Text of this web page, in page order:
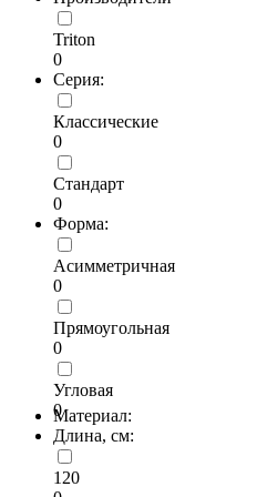
Triton
0
Серия:
Классические
0
Стандарт
0
Форма:
Асимметричная
0
Прямоугольная
0
Угловая
0
Материал:
Длина, см:
120